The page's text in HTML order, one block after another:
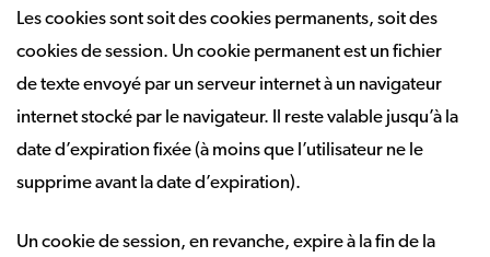
Les cookies sont soit des cookies permanents, soit des
cookies de session. Un cookie permanent est un fichier
de texte envoyé par un serveur internet à un navigateur
internet stocké par le navigateur. Il reste valable jusqu’à la
date d’expiration fixée (à moins que l’utilisateur ne le
supprime avant la date d’expiration).
Un cookie de session, en revanche, expire à la fin de la